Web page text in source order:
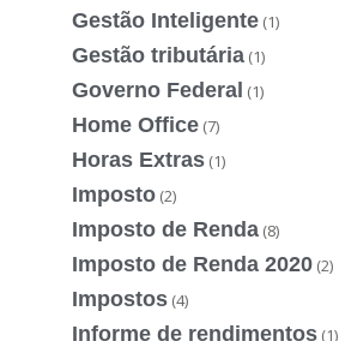
Gestão Inteligente (1)
Gestão tributária (1)
Governo Federal (1)
Home Office (7)
Horas Extras (1)
Imposto (2)
Imposto de Renda (8)
Imposto de Renda 2020 (2)
Impostos (4)
Informe de rendimentos (1)